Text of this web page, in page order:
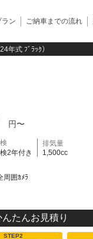
ラン ご納車までの流れ
年式 ﾌﾞﾗｯｸ）
円〜
2年付き
排気量
1,500cc
周囲ｶﾒﾗ
んたんお見積り
STEP2